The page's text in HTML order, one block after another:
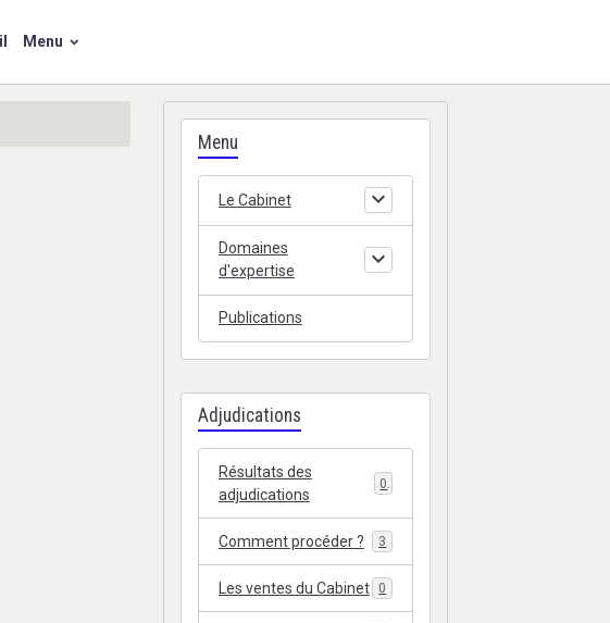
Menu
Menu
Le Cabinet
Domaines
d'expertise
Publications
Adjudications
Résultats des
adjudications
Comment procéder ? 3
Les ventes du Cabinet 0